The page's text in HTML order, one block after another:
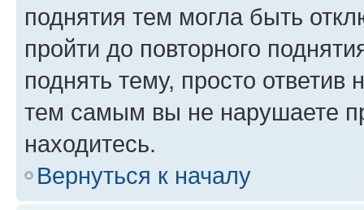
поднятия тем могла быть
пройти до повторного
поднять тему, просто ответив
тем самым вы не нарушаете
находитесь.
Вернуться к началу